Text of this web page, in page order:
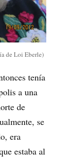
de Loi Eberle)
tenía
a una
de
se
era
estaba al